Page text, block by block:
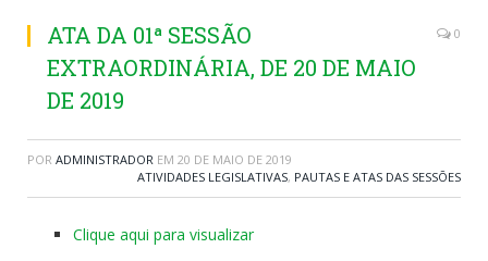
ATA DA 01ª SESSÃO
EXTRAORDINÁRIA, DE 20 DE MAIO
DE 2019
0
POR ADMINISTRADOR EM 20 DE MAIO DE 2019
ATIVIDADES LEGISLATIVAS, PAUTAS E ATAS DAS SESSÕES
Clique aqui para visualizar